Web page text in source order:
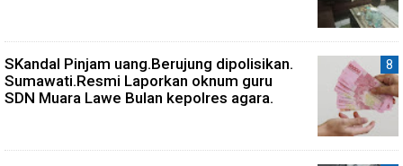
SKandal Pinjam uang.Berujung dipolisikan.
Sumawati.Resmi Laporkan oknum guru
SDN Muara Lawe Bulan kepolres agara.